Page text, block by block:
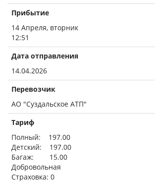
Прибытие
14 Апреля, вторник
12:51
Дата отправления
14.04.2026
Перевозчик
АО "Суздальское АТП"
Тариф
Полный: 197.00
Детский: 197.00
Багаж: 15.00
Добровольная
Страховка: 0